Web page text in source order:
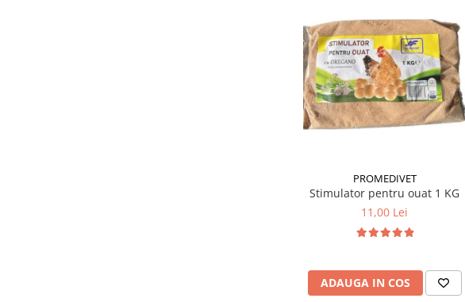
PROMEDIVET
Stimulator pentru ouat 1 KG
11,00 Lei
ADAUGA IN COS